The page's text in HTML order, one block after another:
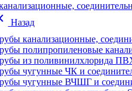
Назад
канализационные,
полипропиленовые
из поливинилхлорида
чугунные ЧК и
чугунные ВЧШГ и